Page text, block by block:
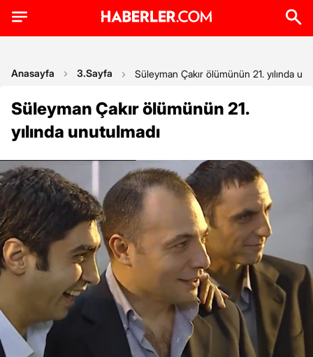
Anasayfa 3.Sayfa Süleyman Çakır ölümünün 21. yılında
Süleyman Çakır ölümünün 21.
yılında unutulmadı